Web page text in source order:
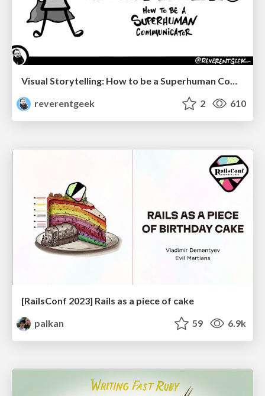
Visual Storytelling: How to be a Superhuman Communicator
reverentgeek
2 610
[RailsConf 2023] Rails as a piece of cake
palkan
59 6.9k